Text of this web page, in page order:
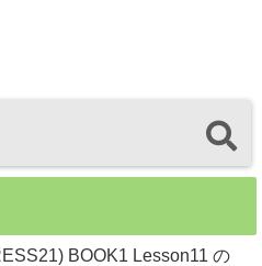
BOOK1 Lesson11 の